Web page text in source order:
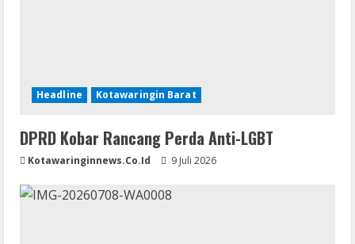
Headline Kotawaringin Barat
DPRD Kobar Rancang Perda Anti-LGBT
Kotawaringinnews.co.id 9 Juli 2026